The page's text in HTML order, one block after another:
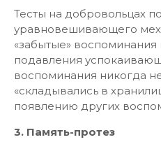
Тесты на добровольцах
уравновешивающего
«забытые»
подавления
воспоминания никогда
«складывались в
появлению других
3. Память-протез